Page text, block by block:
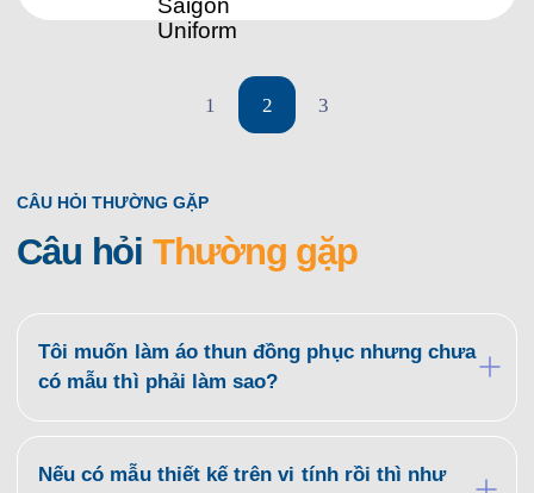
1 2 3
CÂU HỎI THƯỜNG GẶP
Câu hỏi Thường gặp
Tôi muốn làm áo thun đồng phục nhưng chưa
có mẫu thì phải làm sao?
phục có sẵn tại website saigonuniform.com hoặc
đến trực tiếp văn phòng Saigon Uniform tại địa chỉ
Nếu có mẫu thiết kế trên vi tính rồi thì như